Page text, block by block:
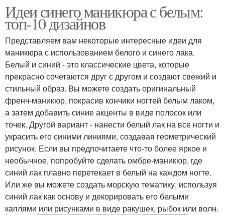
Идеи синего маникюра с белым:
топ-10 дизайнов
Представляем вам некоторые интересные идеи для
маникюра с использованием белого и синего лака.
Белый и синий - это классические цвета, которые
прекрасно сочетаются друг с другом и создают свежий и
стильный образ. Вы можете создать оригинальный
френч-маникюр, покрасив кончики ногтей белым лаком,
а затем добавить синие акценты в виде полосок или
точек. Другой вариант - нанести белый лак на все ногти и
украсить его синими линиями, создавая геометрический
рисунок. Если вы предпочитаете что-то более яркое и
необычное, попробуйте сделать омбре-маникюр, где
синий лак плавно перетекает в белый на каждом ногте.
Или же вы можете создать морскую тематику, используя
синий лак как основу и декорировать его белыми
каплями или рисунками в виде ракушек, рыбок или волн.